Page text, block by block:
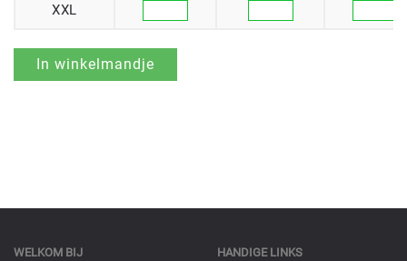
XXL
WELKOM BIJ
HANDIGE LINKS